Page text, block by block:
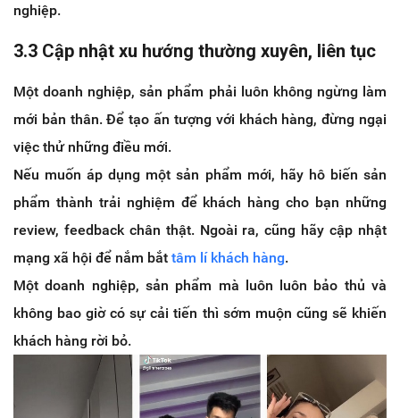
nghiệp.
3.3 Cập nhật xu hướng thường xuyên, liên tục
Một doanh nghiệp, sản phẩm phải luôn không ngừng làm
mới bản thân. Để tạo ấn tượng với khách hàng, đừng ngại
việc thử những điều mới.
Nếu muốn áp dụng một sản phẩm mới, hãy hô biến sản
phẩm thành trải nghiệm để khách hàng cho bạn những
review, feedback chân thật. Ngoài ra, cũng hãy cập nhật
mạng xã hội để nắm bắt tâm lí khách hàng.
Một doanh nghiệp, sản phẩm mà luôn luôn bảo thủ và
không bao giờ có sự cải tiến thì sớm muộn cũng sẽ khiến
khách hàng rời bỏ.